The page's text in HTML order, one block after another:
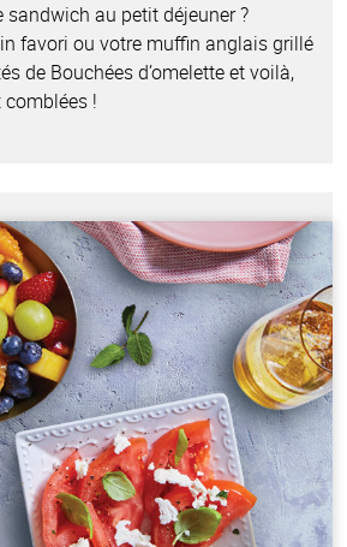
sandwich au petit déjeuner ?
favori ou votre muffin anglais grillé
de Bouchées d’omelette et voilà,
!